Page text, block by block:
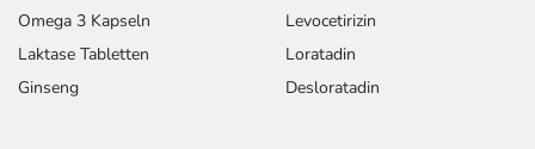
Omega 3 Kapseln
Laktase Tabletten
Ginseng
Levocetirizin
Loratadin
Desloratadin